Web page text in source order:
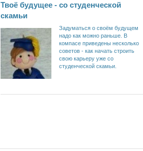
Твоё будущее - со студенческой
скамьи
Задуматься о своём будущем
надо как можно раньше. В
компасе приведены несколько
советов - как начать строить
свою карьеру уже со
студенческой скамьи.